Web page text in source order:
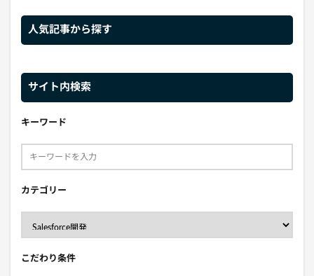
人気記事から探す
サイト内検索
キーワード
カテゴリー
こだわり条件